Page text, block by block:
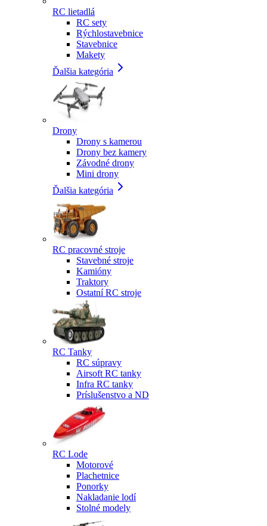
RC lietadlá
RC sety
Rýchlostavebnice
Stavebnice
Makety
Ďalšia kategória
Drony
Drony s kamerou
Drony bez kamery
Závodné drony
Mini drony
Ďalšia kategória
RC pracovné stroje
Stavebné stroje
Kamióny
Traktory
Ostatní RC stroje
RC Tanky
RC súpravy
Airsoft RC tanky
Infra RC tanky
Príslušenstvo a ND
RC Lode
Motorové
Plachetnice
Ponorky
Nakladanie lodí
Stolné modely